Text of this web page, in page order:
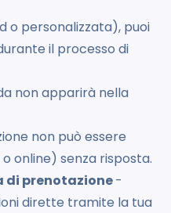
o personalizzata), puoi
il processo di
non apparirà nella
non può essere
online) senza risposta.
di prenotazione-
dirette tramite la tua